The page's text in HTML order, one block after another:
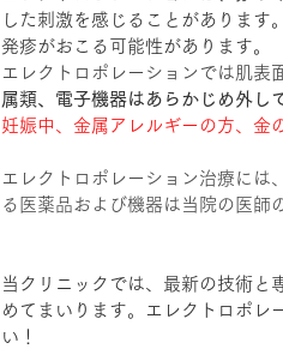
した刺激を感じることがあります
発疹がおこる可能性があります。
エレクトロポレーションでは肌表
属類、電子機器はあらかじめ外し
妊娠中、金属アレルギーの方、金
エレクトロポレーション治療には
る医薬品および機器は当院の医師
当クリニックでは、最新の技術と
めてまいります。エレクトロポレ
い！